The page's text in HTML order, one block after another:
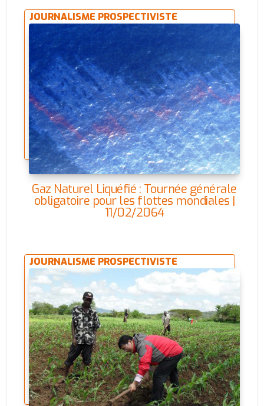
JOURNALISME PROSPECTIVISTE
Gaz Naturel Liquéfié : Tournée générale
obligatoire pour les flottes mondiales |
11/02/2064
JOURNALISME PROSPECTIVISTE